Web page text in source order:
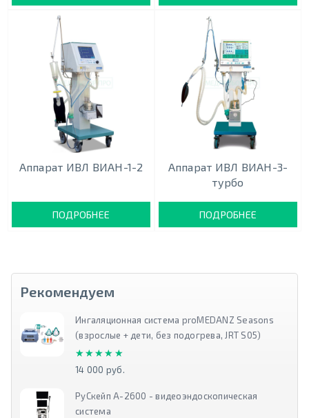
Аппарат ИВЛ ВИАН-1-2
ПОДРОБНЕЕ
Аппарат ИВЛ ВИАН-3-
турбо
ПОДРОБНЕЕ
Рекомендуем
Ингаляционная система proMEDANZ Seasons
(взрослые + дети, без подогрева, JRT S05)
★★★★★
★★★★★
14 000 руб.
РуСкейп А-2600 - видеоэндоскопическая
система